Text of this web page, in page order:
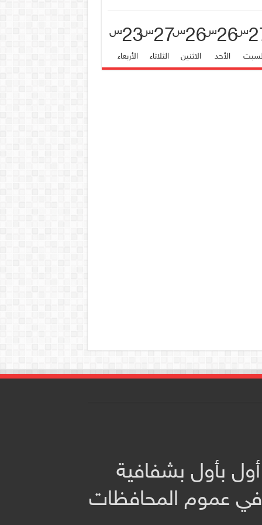
س26س
الأحد
26س
الاثنين
27س
الثلاثاء
23س
الأربعاء
بأول بشفافية
في عموم المحافظات